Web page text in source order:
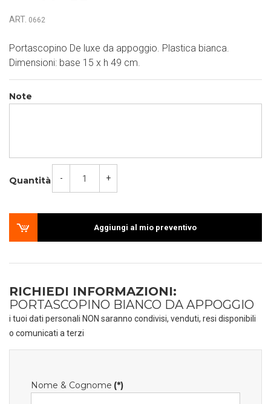
ART. 0662
Portascopino De luxe da appoggio. Plastica bianca.
Dimensioni: base 15 x h 49 cm.
Note
Quantità - +
Aggiungi al mio preventivo
RICHIEDI INFORMAZIONI:
PORTASCOPINO BIANCO DA APPOGGIO
i tuoi dati personali NON saranno condivisi, venduti, resi disponibili
o comunicati a terzi
Nome & Cognome (*)